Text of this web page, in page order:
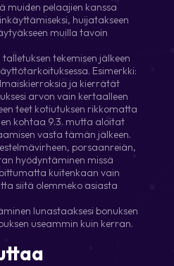
muiden pelaajien kanssa
huijatakseen
muilla tavoin
tekemisen jälkeen
Esimerkki:
ja kierrätät
arvon vain kertaalleen
teet kotiutuksen rikkomatta
kohtaa 9.3. mutta aloitat
vasta tämän jälkeen.
porsaanreiän,
hyödyntäminen missä
kuitenkaan vain
siitä olemmeko asiasta
lunastaaksesi bonuksen
useammin kuin kerran.